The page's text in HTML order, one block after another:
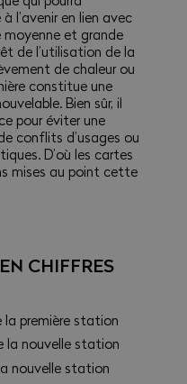
l’avenir en lien avec
et grande
de l’utilisation de la
de chaleur ou
constitue une
Bien sûr, il
pour éviter une
conflits d’usages ou
D’où les cartes
mises au point cette
CHIFFRES
la première station
la nouvelle station
nouvelle station